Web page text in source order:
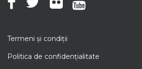
Termeni şi condiţii
Politica de confidenţialitate